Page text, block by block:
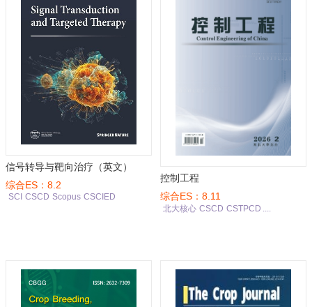
信号转导与靶向治疗（英文）
综合ES：8.2
SCI CSCD Scopus CSCIED
控制工程
综合ES：8.11
北大核心 CSCD CSTPCD